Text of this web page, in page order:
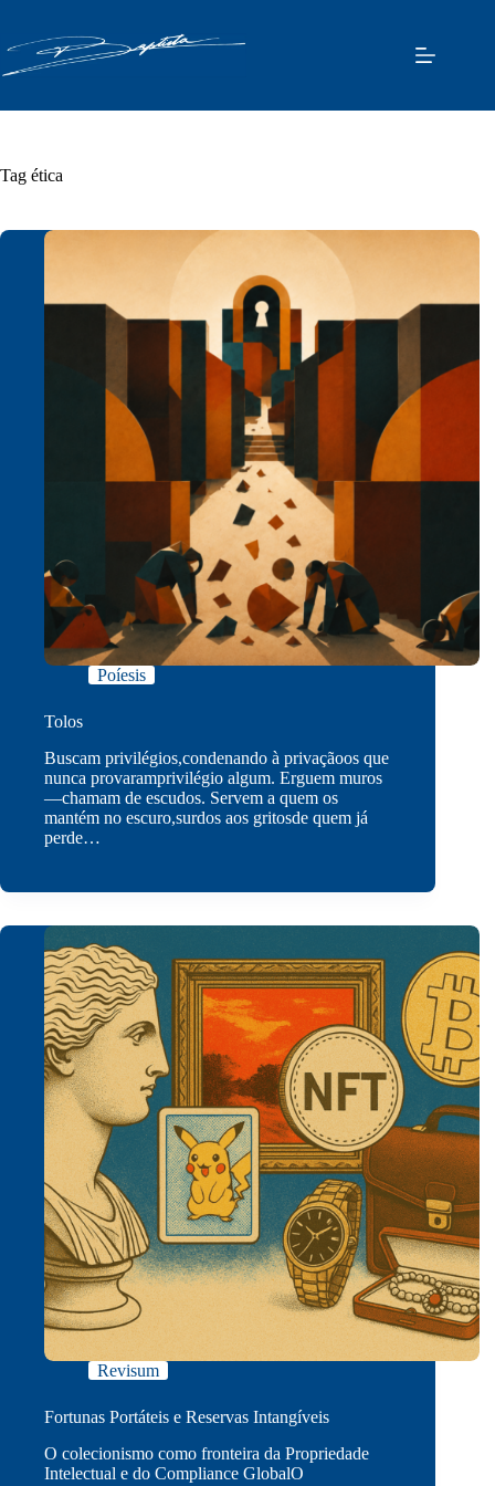
o
conteúdo
Tag ética
Poíesis
Tolos
Buscam privilégios,condenando à privaçãoos que
nunca provaramprivilégio algum. Erguem muros
—chamam de escudos. Servem a quem os
mantém no escuro,surdos aos gritosde quem já
perde…
Revisum
Fortunas Portáteis e Reservas Intangíveis
O colecionismo como fronteira da Propriedade
Intelectual e do Compliance GlobalO